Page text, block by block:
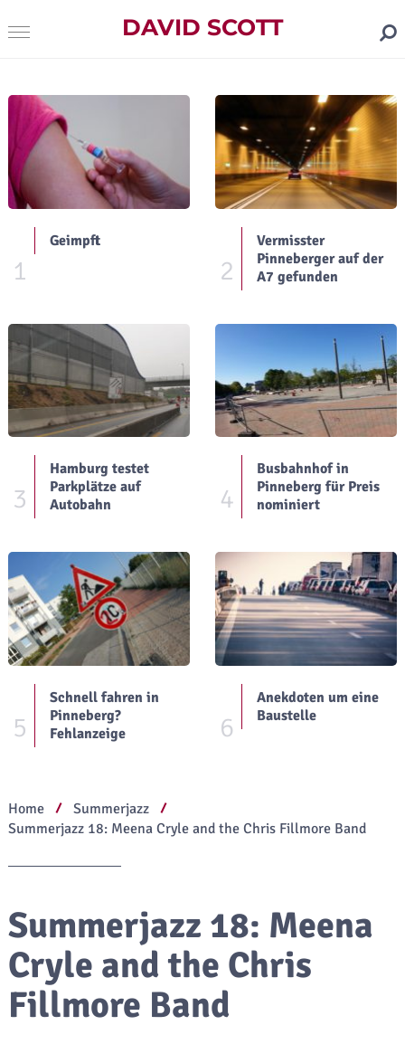
DAVID SCOTT
1
Geimpft
2
Vermisster
Pinneberger auf der
A7 gefunden
3
Hamburg testet
Parkplätze auf
Autobahn
4
Busbahnhof in
Pinneberg für Preis
nominiert
5
Schnell fahren in
Pinneberg?
Fehlanzeige
6
Anekdoten um eine
Baustelle
Home
Summerjazz
Summerjazz 18: Meena Cryle and the Chris Fillmore Band
Summerjazz 18: Meena
Cryle and the Chris
Fillmore Band